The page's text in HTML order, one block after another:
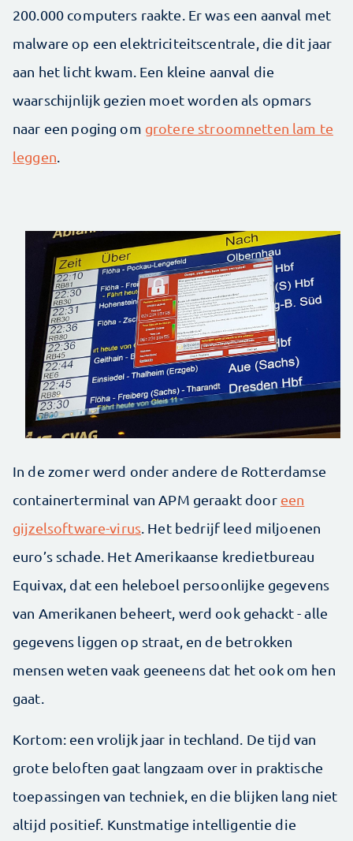
200.000 computers raakte. Er was een aanval met
malware op een elektriciteitscentrale, die dit jaar
aan het licht kwam. Een kleine aanval die
waarschijnlijk gezien moet worden als opmars
naar een poging om grotere stroomnetten lam te
leggen.
In de zomer werd onder andere de Rotterdamse
containerterminal van APM geraakt door een
gijzelsoftware-virus. Het bedrijf leed miljoenen
euro’s schade. Het Amerikaanse kredietbureau
Equivax, dat een heleboel persoonlijke gegevens
van Amerikanen beheert, werd ook gehackt - alle
gegevens liggen op straat, en de betrokken
mensen weten vaak geeneens dat het ook om hen
gaat.
Kortom: een vrolijk jaar in techland. De tijd van
grote beloften gaat langzaam over in praktische
toepassingen van techniek, en die blijken lang niet
altijd positief. Kunstmatige intelligentie die